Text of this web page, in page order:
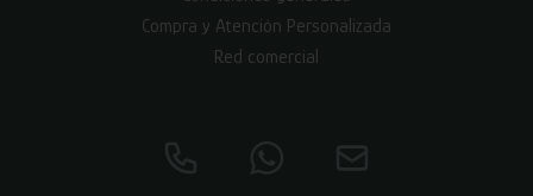
Compra y Atención Personalizada
Red comercial